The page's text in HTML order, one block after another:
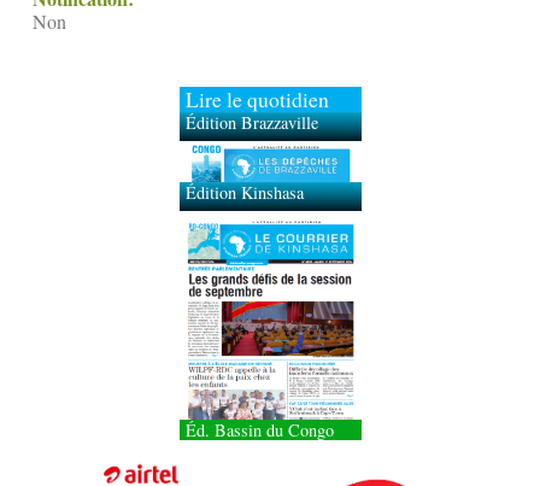
Non
Lire le quotidien
Édition Brazzaville
Édition Kinshasa
Éd. Bassin du Congo